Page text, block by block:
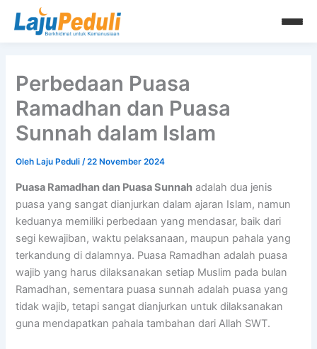
Perbedaan Puasa
Ramadhan dan Puasa
Sunnah dalam Islam
Oleh Laju Peduli/22 November 2024
Puasa Ramadhan dan Puasa Sunnah adalah dua jenis
puasa yang sangat dianjurkan dalam ajaran Islam, namun
keduanya memiliki perbedaan yang mendasar, baik dari
segi kewajiban, waktu pelaksanaan, maupun pahala yang
terkandung di dalamnya. Puasa Ramadhan adalah puasa
wajib yang harus dilaksanakan setiap Muslim pada bulan
Ramadhan, sementara puasa sunnah adalah puasa yang
tidak wajib, tetapi sangat dianjurkan untuk dilaksanakan
guna mendapatkan pahala tambahan dari Allah SWT.